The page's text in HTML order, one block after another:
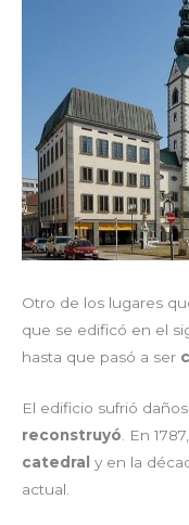
Otro de los lugares
que se edificó en el
hasta que pasó a ser
El edificio sufrió
reconstruyó . En
catedral y en la
actual.